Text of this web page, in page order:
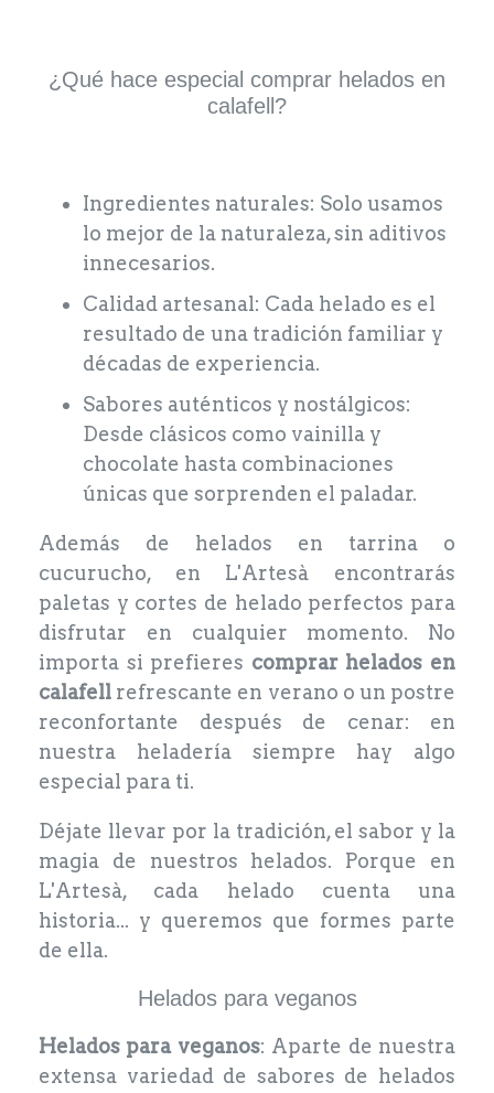
¿Qué hace especial comprar helados en
calafell?
Ingredientes naturales: Solo usamos
lo mejor de la naturaleza, sin aditivos
innecesarios.
Calidad artesanal: Cada helado es el
resultado de una tradición familiar y
décadas de experiencia.
Sabores auténticos y nostálgicos:
Desde clásicos como vainilla y
chocolate hasta combinaciones
únicas que sorprenden el paladar.
Además de helados en tarrina o
cucurucho, en L'Artesà encontrarás
paletas y cortes de helado perfectos para
disfrutar en cualquier momento. No
importa si prefieres comprar helados en
calafell refrescante en verano o un postre
reconfortante después de cenar: en
nuestra heladería siempre hay algo
especial para ti.
Déjate llevar por la tradición, el sabor y la
magia de nuestros helados. Porque en
L'Artesà, cada helado cuenta una
historia... y queremos que formes parte
de ella.
Helados para veganos
Helados para veganos: Aparte de nuestra
extensa variedad de sabores de helados